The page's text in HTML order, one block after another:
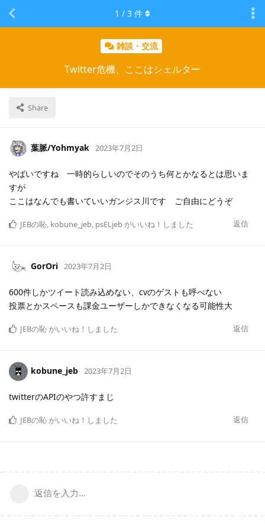
雑談・交流
Twitter危機、ここはシェルター
Share
1 / 3 件
葉脈/Yohmyak 2023年7月2日
やばいですね 一時的らしいのでそのうち何とかなるとは思いま
すが
ここはなんでも書いていいガンジス川です ご自由にどうぞ
返信
JEBの恥, kobune_jeb, psELjeb がいいね！しました
GorOri 2023年7月2日
600件しかツイート読み込めない、cvのゲストも呼べない
投票とかスペースも課金ユーザーしかできなくなる可能性大
返信
JEBの恥 がいいね！しました
kobune_jeb 2023年7月2日
twitterのAPIのやつ許すまじ
返信
JEBの恥 がいいね！しました
返信を入力...